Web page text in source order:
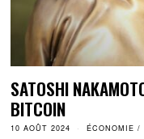
SATOSHI
BITCOIN
10 AOÛT 2024 ÉCONOMIE /